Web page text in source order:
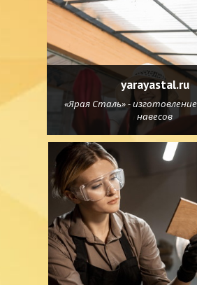
yarayastal.ru
«Ярая Сталь» -
навесов